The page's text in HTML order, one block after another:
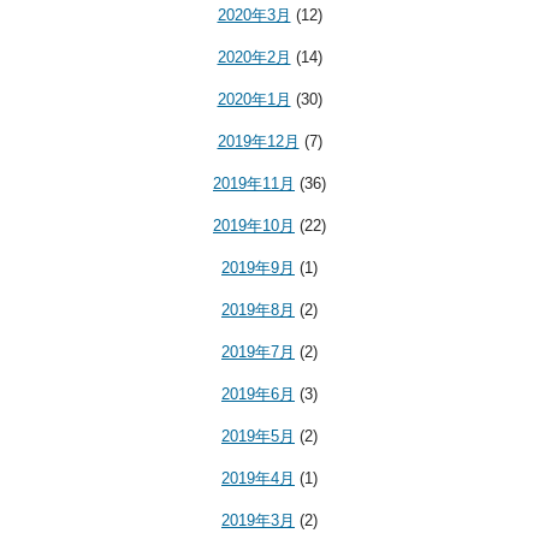
2020年3月 (12)
2020年2月 (14)
2020年1月 (30)
2019年12月 (7)
2019年11月 (36)
2019年10月 (22)
2019年9月 (1)
2019年8月 (2)
2019年7月 (2)
2019年6月 (3)
2019年5月 (2)
2019年4月 (1)
2019年3月 (2)